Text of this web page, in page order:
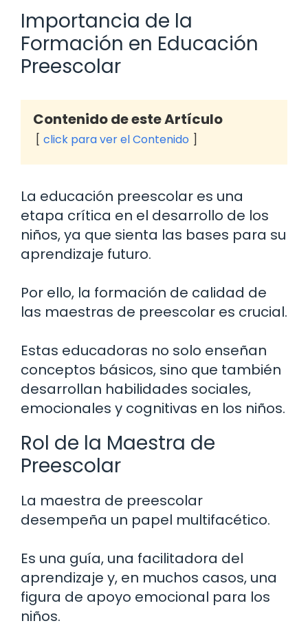
Importancia de la
Formación en Educación
Preescolar
Contenido de este Artículo
click para ver el Contenido
La educación preescolar es una
etapa crítica en el desarrollo de los
niños, ya que sienta las bases para su
aprendizaje futuro.
Por ello, la formación de calidad de
las maestras de preescolar es crucial.
Estas educadoras no solo enseñan
conceptos básicos, sino que también
desarrollan habilidades sociales,
emocionales y cognitivas en los niños.
Rol de la Maestra de
Preescolar
La maestra de preescolar
desempeña un papel multifacético.
Es una guía, una facilitadora del
aprendizaje y, en muchos casos, una
figura de apoyo emocional para los
niños.